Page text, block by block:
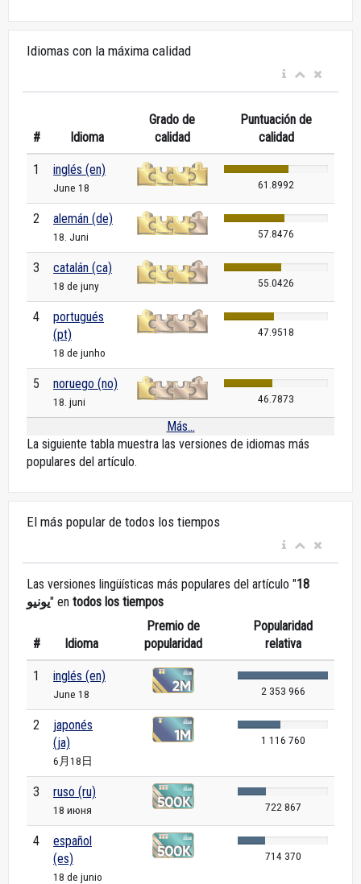
Idiomas con la máxima calidad
# Idioma
Grado de
calidad
Puntuación de
calidad
1 inglés (en)
June 18 61.8992
2 alemán (de)
18. Juni 57.8476
3 catalán (ca)
18 de juny 55.0426
4
portugués
(pt)
18 de junho
47.9518
5 noruego (no)
18. juni 46.7873
Más...
La siguiente tabla muestra las versiones de idiomas más
populares del artículo.
El más popular de todos los tiempos
Las versiones lingüísticas más populares del artículo "18
يونيو" en todos los tiempos
# Idioma
Premio de
popularidad
Popularidad
relativa
1 inglés (en)
June 18 2 353 966
2
japonés
(ja)
6月18日
1 116 760
3 ruso (ru)
18 июня 722 867
4
español
(es)
18 de junio
714 370